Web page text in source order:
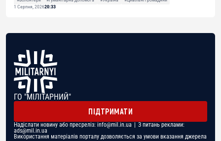
1 Серпня, 202620:33
ГО "МІЛІТАРНИЙ"
ПІДТРИМАТИ
Надіслати новину або пресреліз: info@mil.in.ua | З питань реклами:
ads@mil.in.ua
Використання матеріалів порталу дозволяється за умови вказання джерела